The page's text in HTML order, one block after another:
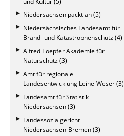
Niedersachsen packt an (5)
Niedersächsisches Landesamt für
Brand- und Katastrophenschutz (4)
Alfred Toepfer Akademie für
Naturschutz (3)
Amt für regionale
Landesentwicklung Leine-Weser (3)
Landesamt für Statistik
Niedersachsen (3)
Landessozialgericht
Niedersachsen-Bremen (3)